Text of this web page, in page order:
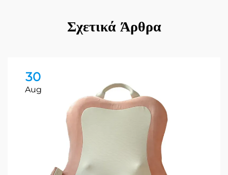
Σχετικά Άρθρα
30
Aug